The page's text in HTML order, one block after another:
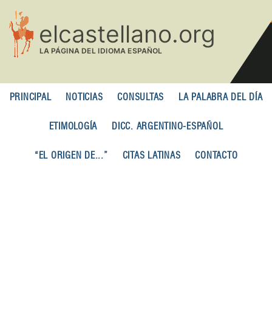
contenido
principal
PRINCIPAL NOTICIAS CONSULTAS LA PALABRA DEL DÍA
ETIMOLOGÍA DICC. ARGENTINO-ESPAÑOL
“EL ORIGEN DE...” CITAS LATINAS CONTACTO